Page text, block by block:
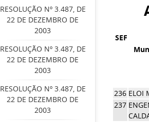
RESOLUÇÃO Nº 3.487, DE
22 DE DEZEMBRO DE
2003
RESOLUÇÃO Nº 3.487, DE
22 DE DEZEMBRO DE
2003
RESOLUÇÃO Nº 3.487, DE
22 DE DEZEMBRO DE
2003
SEF
236 ELOI
237